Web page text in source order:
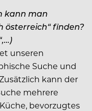
kann man
österreich“ finden?
unseren
Suche und
kann der
mehrere
bevorzugtes